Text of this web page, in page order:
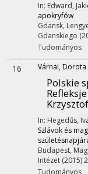
In: Edward,
apokryfów
Gdansk,
Gdanskiego
Tudományos
16 Várnai, Dorota
Polskie
In: Hegedűs,
Szlávok és
Budapest,
Intézet (2015)
Tudományos